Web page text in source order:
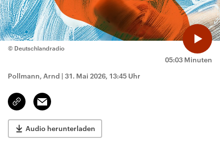
05:03 Minuten
© Deutschlandradio
Pollmann, Arnd | 31. Mai 2026, 13:45 Uhr
Link
kopieren/teilen
Email
Audio herunterladen